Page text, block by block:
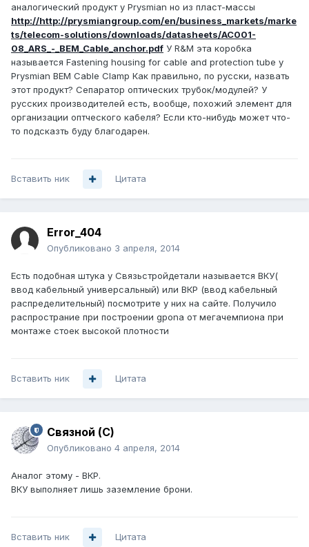
аналогический продукт у Prysmian но из пласт-массы
http://http://prysmiangroup.com/en/business_markets/marke
ts/telecom-solutions/downloads/datasheets/AC001-
08_ARS_-_BEM_Cable_anchor.pdf У R&М эта коробка
называется Fastening housing for cable and protection tube у
Prysmian BEM Cable Clamp Как правильно, по русски, назвать
этот продукт? Сепаратор оптических трубок/модулей? У
русских производителей есть, вообще, похожий элемент для
организации оптческого кабеля? Если кто-нибудь может что-
то подсказть буду благодарен.
Вставить ник Цитата
Error_404
Опубликовано 3 апреля, 2014
Есть подобная штука у Связьстройдетали называется ВКУ(
ввод кабельный универсальный) или ВКР (ввод кабельный
распределительный) посмотрите у них на сайте. Получило
распространие при построении gponа от мегачемпиона при
монтаже стоек высокой плотности
Вставить ник Цитата
Связной (С)
Опубликовано 4 апреля, 2014
Аналог этому - ВКР.
ВКУ выполняет лишь заземление брони.
Вставить ник Цитата